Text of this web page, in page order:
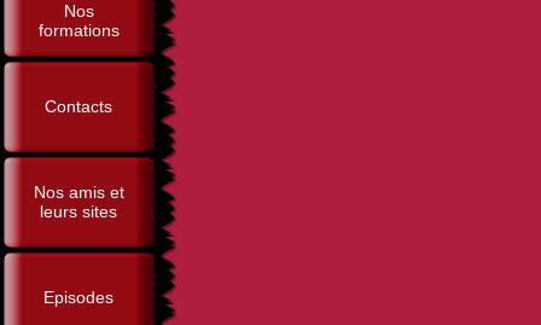
Nos
formations
Contacts
Nos amis et
leurs sites
Episodes